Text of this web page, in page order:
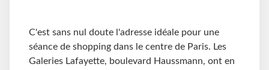
C'est sans nul doute l'adresse idéale pour une
séance de shopping dans le centre de Paris. Les
Galeries Lafayette, boulevard Haussmann, ont en